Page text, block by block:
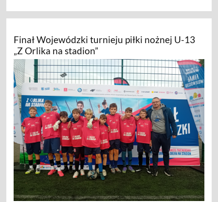
Finał Wojewódzki turnieju piłki nożnej U-13
„Z Orlika na stadion”